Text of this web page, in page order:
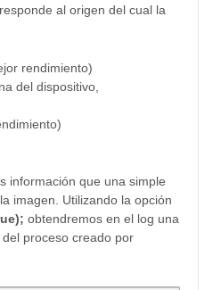
al origen del cual la
rendimiento)
del dispositivo,
información que una simple
imagen. Utilizando la opción
obtendremos en el log una
proceso creado por